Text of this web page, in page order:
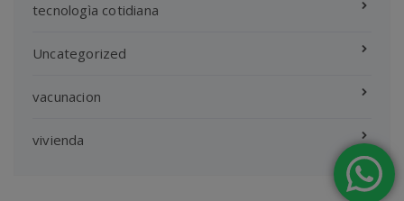
tecnologìa cotidiana
Uncategorized
vacunacion
vivienda